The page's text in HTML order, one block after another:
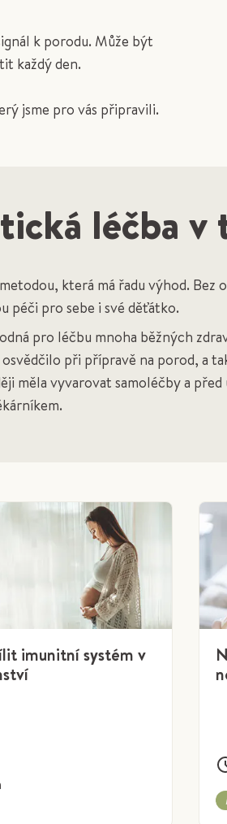
k porodu. Může být
každý den.
jsme pro vás připravili.
léčba
která má řadu výhod.
péči pro sebe i své děťátko.
pro léčbu mnoha běžných
při přípravě na porod, a
měla vyvarovat samoléčby a
imunitní systém v